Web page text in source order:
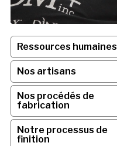
Ressources humaines
Nos artisans
Nos procédés de
fabrication
Notre processus de
finition